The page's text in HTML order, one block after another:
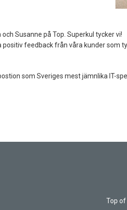
Susanne på Top. Superkul tycker vi!
positiv feedback från våra kunder
som Sveriges mest jämnlika IT-
Top of